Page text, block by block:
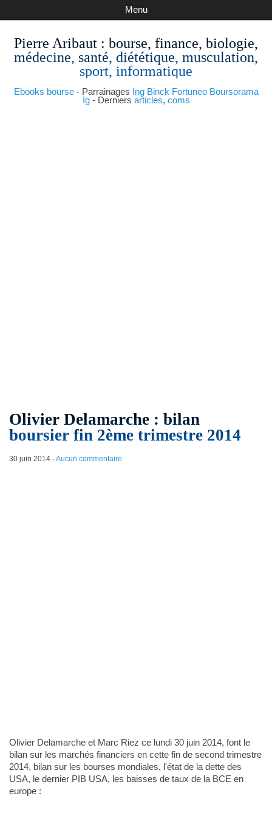
Pierre Aribaut : bourse, finance, biologie,
médecine, santé, diététique, musculation,
sport, informatique
Ebooks bourse- Parrainages Ing Binck Fortuneo Boursorama
Ig- Derniers articles, coms
Menu
Olivier Delamarche : bilan
boursier fin 2ème trimestre 2014
30 juin 2014-Aucun commentaire
Olivier Delamarche et Marc Riez ce lundi 30 juin 2014, font le
bilan sur les marchés financiers en cette fin de second trimestre
2014, bilan sur les bourses mondiales, l'état de la dette des
USA, le dernier PIB USA, les baisses de taux de la BCE en
europe :